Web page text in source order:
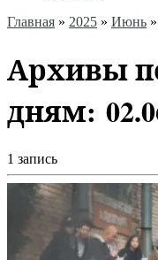
Главная » 2025 » Июнь »
Архивы
дням:
1 запись